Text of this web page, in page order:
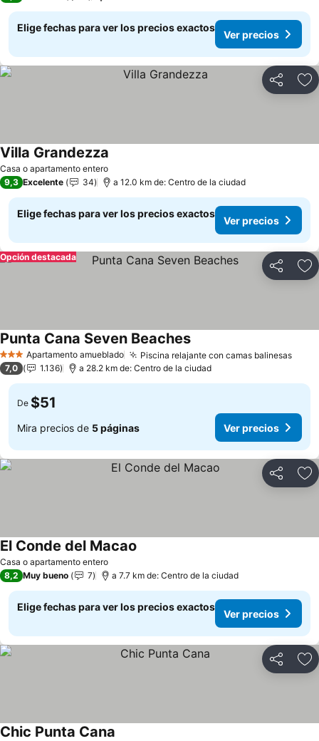
Elige fechas para ver los precios exactos
Ver precios
Compartir
Casa o apartamento entero
Villa Grandezza
9,3 Excelente 34 a 12.0 km de: Centro de la ciudad
Elige fechas para ver los precios exactos
Ver precios
Compartir
Opción destacada
3 EstrellasApartamento amueblado Piscina relajante con camas balinesas
Punta Cana Seven Beaches
7,0 1.136 a 28.2 km de: Centro de la ciudad
De $51
Mira precios de 5 páginas Ver precios
Compartir
Casa o apartamento entero
El Conde del Macao
8,2 Muy bueno 7 a 7.7 km de: Centro de la ciudad
Elige fechas para ver los precios exactos
Ver precios
Compartir
Chic Punta Cana